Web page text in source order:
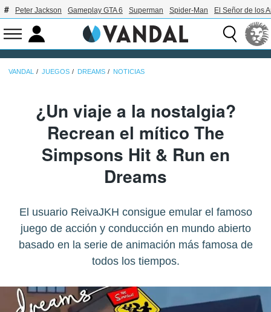
Peter Jackson Gameplay GTA 6 Superman Spider-Man El Señor de los
VANDAL JUEGOS DREAMS NOTICIAS
¿Un viaje a la nostalgia?
Recrean el mítico The
Simpsons Hit & Run en
Dreams
El usuario ReivaJKH consigue emular el famoso
juego de acción y conducción en mundo abierto
basado en la serie de animación más famosa de
todos los tiempos.